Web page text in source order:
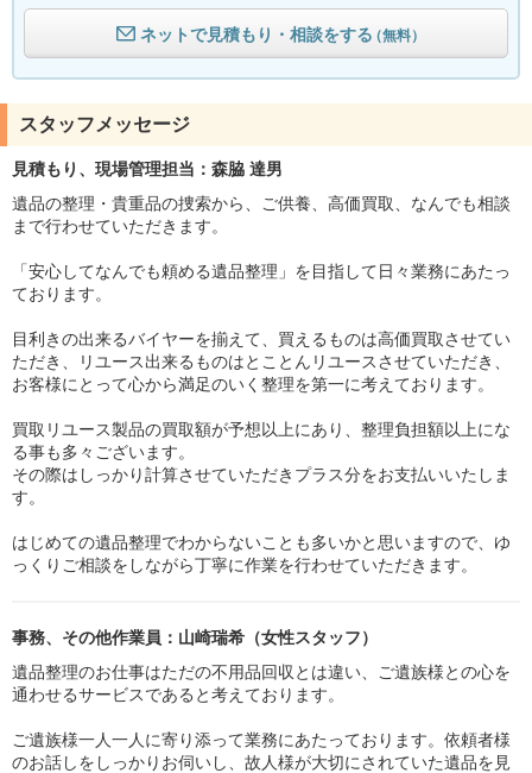
ネットで見積もり・相談をする（無料）
スタッフメッセージ
見積もり、現場管理担当：森脇 達男
遺品の整理・貴重品の捜索から、ご供養、高価買取、なんでも相談
まで行わせていただきます。
「安心してなんでも頼める遺品整理」を目指して日々業務にあたっ
ております。
目利きの出来るバイヤーを揃えて、買えるものは高価買取させてい
ただき、リユース出来るものはとことんリユースさせていただき、
お客様にとって心から満足のいく整理を第一に考えております。
買取リユース製品の買取額が予想以上にあり、整理負担額以上にな
る事も多々ございます。
その際はしっかり計算させていただきプラス分をお支払いいたしま
す。
はじめての遺品整理でわからないことも多いかと思いますので、ゆ
っくりご相談をしながら丁寧に作業を行わせていただきます。
事務、その他作業員：山崎瑞希（女性スタッフ）
遺品整理のお仕事はただの不用品回収とは違い、ご遺族様との心を
通わせるサービスであると考えております。
ご遺族様一人一人に寄り添って業務にあたっております。依頼者様
のお話しをしっかりお伺いし、故人様が大切にされていた遺品を見